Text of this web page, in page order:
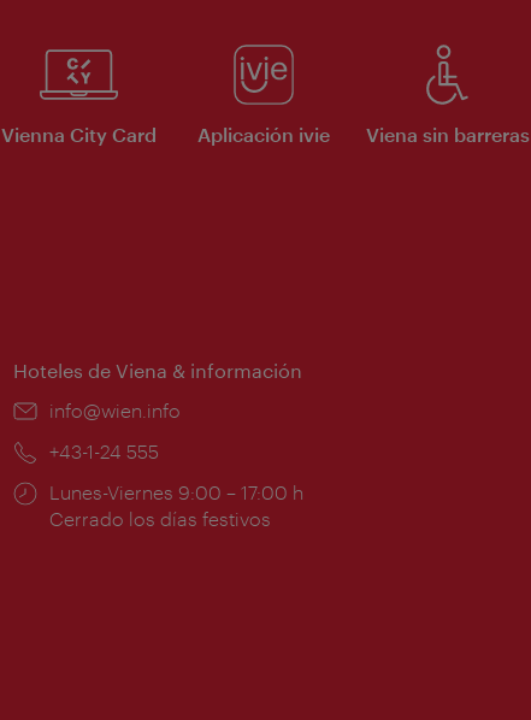
Vienna City Card Aplicación ivie Viena sin barreras
Hoteles de Viena & información
e-
info@wien.info
Teléfono:
+43-1-24 555
Horarios
de
Lunes-Viernes 9:00 – 17:00 h
Cerrado los días festivos